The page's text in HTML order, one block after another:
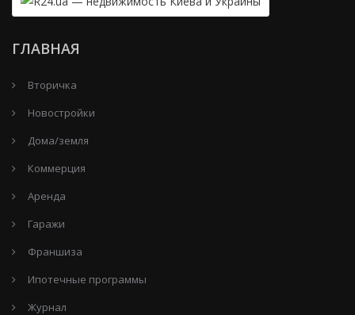
ГЛАВНАЯ
Вторичка
Новостройки
Дома/земля
Коммерция
Аренда
Гаражи
Франшиза
Ипотечные программы
Журнал